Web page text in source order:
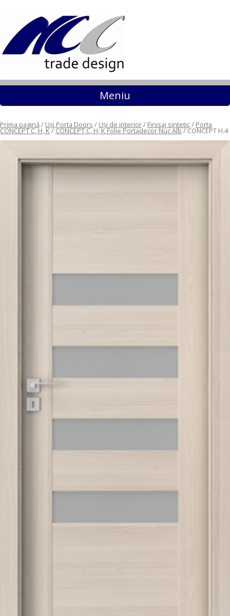
Meniu Sari la conținut
Prima pagină / Uși Porta Doors / Uși de interior/ Finisaj sintetic/ Porta
CONCEPT C, H, K/CONCEPT C, H, K Folie Portadecor Nuc Alb/ CONCEPT H.4